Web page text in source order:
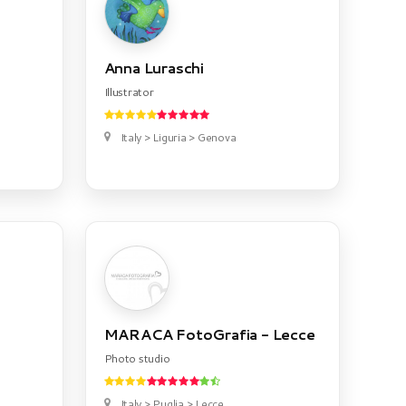
Anna Luraschi
Illustrator
Italy > Liguria > Genova
MARACA FotoGrafia - Lecce
Photo studio